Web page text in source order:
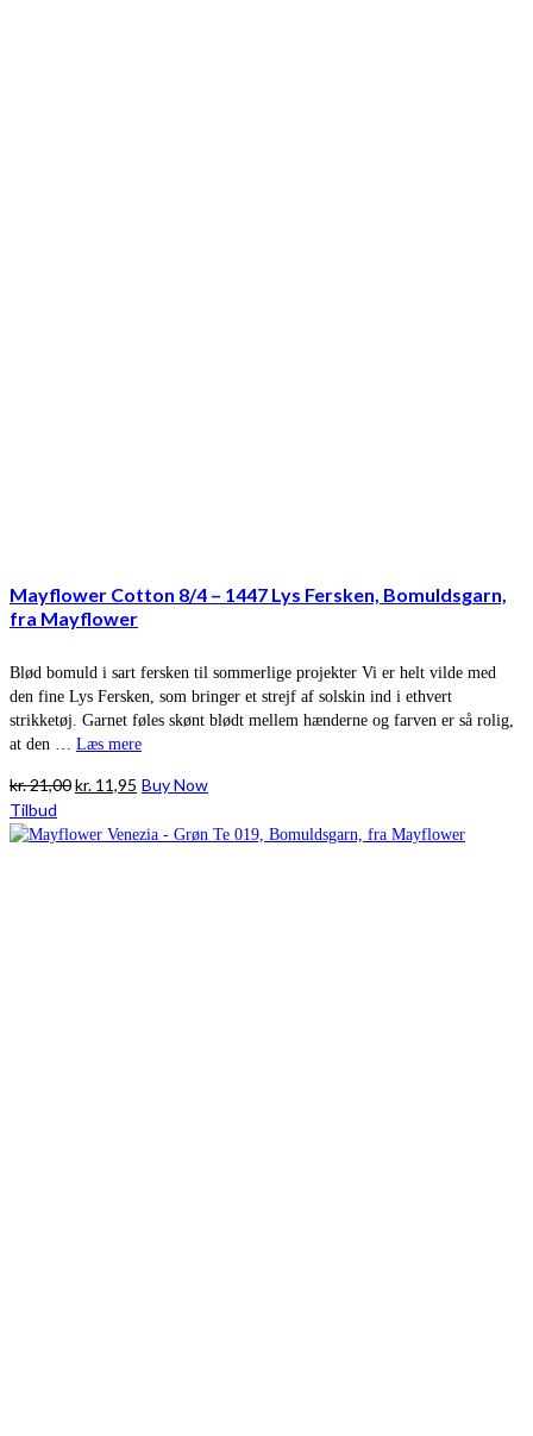
Mayflower Cotton 8/4 – 1447 Lys Fersken, Bomuldsgarn,
fra Mayflower
Blød bomuld i sart fersken til sommerlige projekter Vi er helt vilde med
den fine Lys Fersken, som bringer et strejf af solskin ind i ethvert
strikketøj. Garnet føles skønt blødt mellem hænderne og farven er så rolig,
at den … Læs mere
kr.21,00Den
pris
kr. 11,95 Den
pris
Buy Now
Tilbud